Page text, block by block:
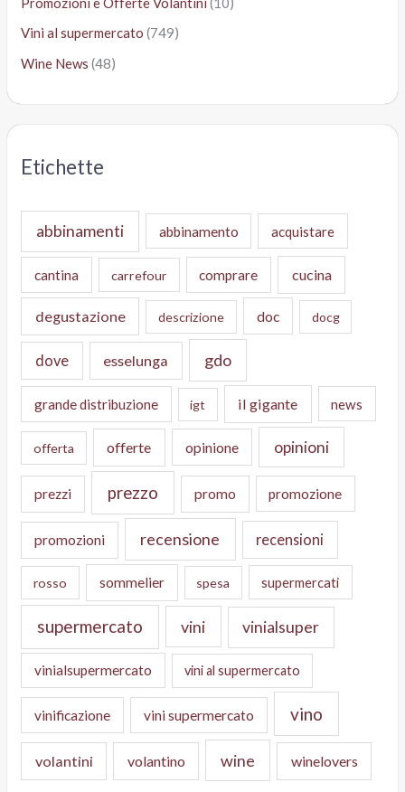
Vini al supermercato (749)
Wine News (48)
Etichette
abbinamenti abbinamento acquistare
cantina carrefour comprare cucina
degustazione descrizione doc docg
dove esselunga gdo
grande distribuzione igt il gigante news
offerta offerte opinione opinioni
prezzi prezzo promo promozione
promozioni recensione recensioni
rosso sommelier spesa supermercati
supermercato vini vinialsuper
vinialsupermercato vini al supermercato
vinificazione vini supermercato vino
volantini volantino wine winelovers